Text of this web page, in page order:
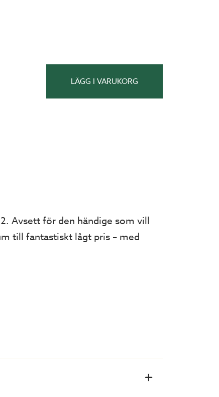
LÄGG I VARUKORG
Avsett för den händige som vill
till fantastiskt lågt pris – med